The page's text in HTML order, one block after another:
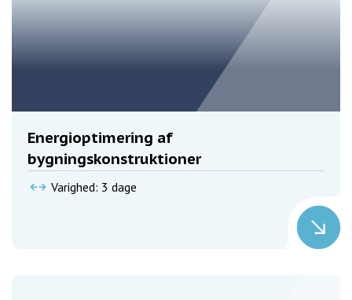
Energioptimering af
bygningskonstruktioner
Varighed: 3 dage